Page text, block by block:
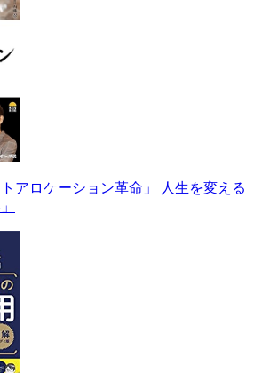
アロケーション革命」 人生を変える